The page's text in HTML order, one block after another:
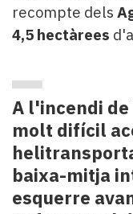
recompte dels
4,5 hectàrees
A l'incendi de
molt difícil
baixa-mitja
esquerre